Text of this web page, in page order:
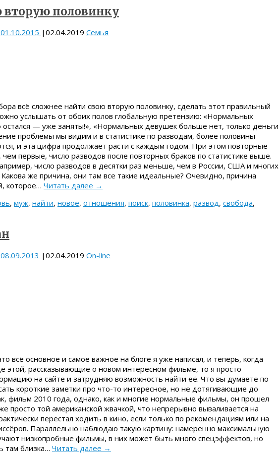
вторую половинку
01.10.2015 | 02.04.2019 Семья
всё сложнее найти свою вторую половинку, сделать этот правильный
услышать от обоих полов глобальную претензию: «Нормальных
остался — уже заняты!», «Нормальных девушек больше нет, только деньги
проблемы мы видим и в статистике по разводам, более половины
и эта цифра продолжает расти с каждым годом. При этом повторные
первые, число разводов после повторных браков по статистике выше.
число разводов в десятки раз меньше, чем в России, США и многих
Какова же причина, они там все такие идеальные? Очевидно, причина
которое… Читать далее →
, муж, найти, новое, отношения, поиск, половинка, развод, свобода,
08.09.2013 | 02.04.2019 On-line
всё основное и самое важное на блоге я уже написал, и теперь, когда
этой, рассказывающие о новом интересном фильме, то я просто
на сайте и затрудняю возможность найти её. Что вы думаете по
короткие заметки про что-то интересное, но не дотягивающие до
фильм 2010 года, однако, как и многие нормальные фильмы, он прошел
просто той американской жвачкой, что непрерывно вываливается на
перестал ходить в кино, если только по рекомендациям или на
Параллельно наблюдаю такую картину: намеренно максимальную
низкопробные фильмы, в них может быть много спецэффектов, но
там близка… Читать далее →